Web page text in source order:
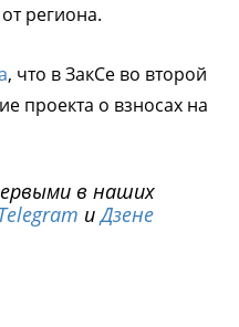
региона.
, что в ЗакСе во второй
проекта о взносах на
в наших
иДзене